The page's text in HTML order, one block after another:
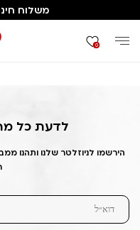
משלוח חינם
0
דף הבית 1743196033
לדעת כל
הירשמו לניוזלטר שלנו ותהנו